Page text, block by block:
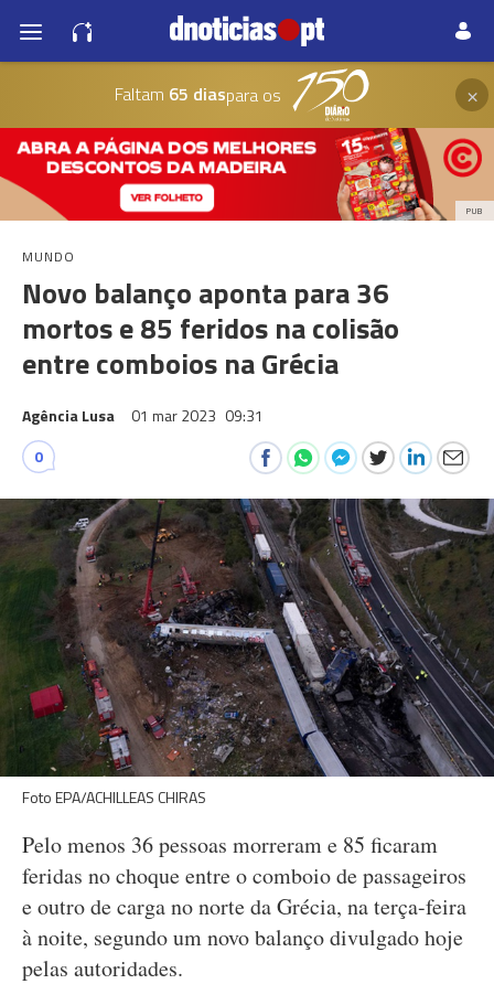
Faltam 65 diaspara os ×
PUB
MUNDO
Novo balanço aponta para 36
mortos e 85 feridos na colisão
entre comboios na Grécia
Agência Lusa 01 mar 2023 09:31
0
Foto EPA/ACHILLEAS CHIRAS
Pelo menos 36 pessoas morreram e 85 ficaram
feridas no choque entre o comboio de passageiros
e outro de carga no norte da Grécia, na terça-feira
à noite, segundo um novo balanço divulgado hoje
pelas autoridades.